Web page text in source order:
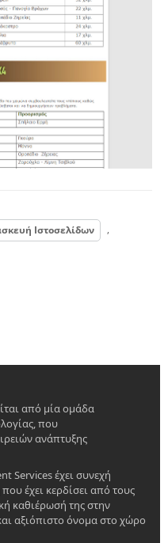
Ιστοσελίδων ,
από μία ομάδα
που
ανάπτυξης
Services έχει συνεχή
έχει κερδίσει από τους
καθιέρωσή της στην
αξιόπιστο όνομα στο χώρο